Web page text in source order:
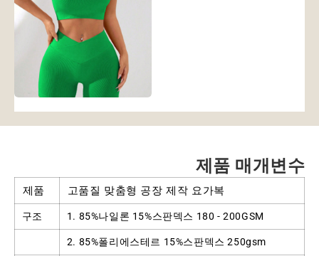
제품 매개변수
제품 고품질 맞춤형 공장 제작 요가복
구조 1. 85%나일론 15%스판덱스 180 - 200GSM
2. 85%폴리에스테르 15%스판덱스 250gsm